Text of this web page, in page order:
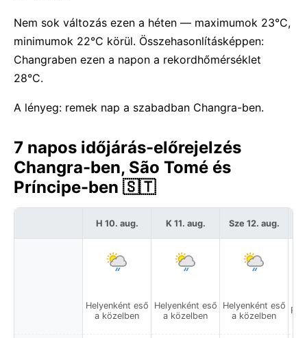
Nem sok változás ezen a héten — maximumok 23°C,
minimumok 22°C körül. Összehasonlításképpen:
Changraben ezen a napon a rekordhőmérséklet
28°C.
A lényeg: remek nap a szabadban Changra-ben.
7 napos időjárás-előrejelzés
Changra-ben, São Tomé és
Príncipe-ben 🇸🇹
H 10. aug.
Helyenként eső
a közelben
K 11. aug.
Helyenként eső
a közelben
Sze 12. aug.
Helyenként eső
a közelben